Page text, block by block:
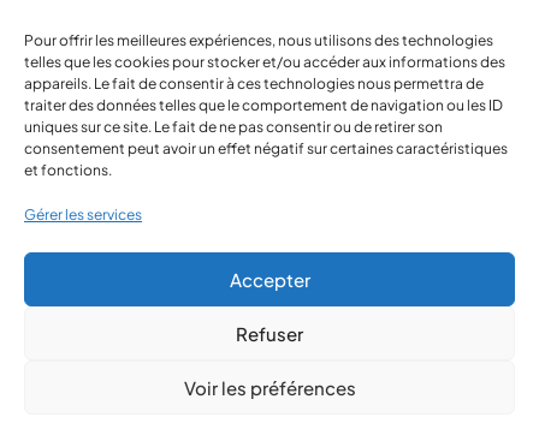
Pour offrir les meilleures expériences, nous utilisons des technologies
telles que les cookies pour stocker et/ou accéder aux informations des
appareils. Le fait de consentir à ces technologies nous permettra de
traiter des données telles que le comportement de navigation ou les ID
uniques sur ce site. Le fait de ne pas consentir ou de retirer son
consentement peut avoir un effet négatif sur certaines caractéristiques
et fonctions.
Gérer les services
Accepter
Refuser
Voir les préférences
services et de garanties.